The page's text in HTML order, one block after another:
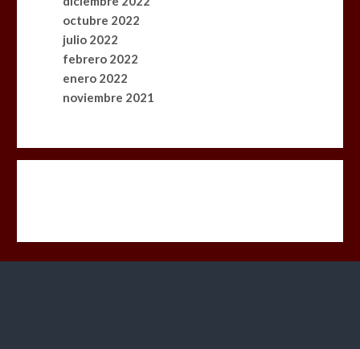
octubre 2022
julio 2022
febrero 2022
enero 2022
noviembre 2021